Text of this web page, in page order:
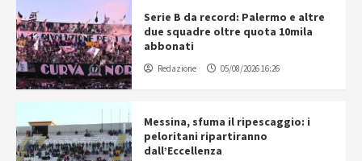
Serie B da record: Palermo e altre
due squadre oltre quota 10mila
abbonati
Redazione 05/08/2026 16:26
Messina, sfuma il ripescaggio: i
peloritani ripartiranno
dall’Eccellenza